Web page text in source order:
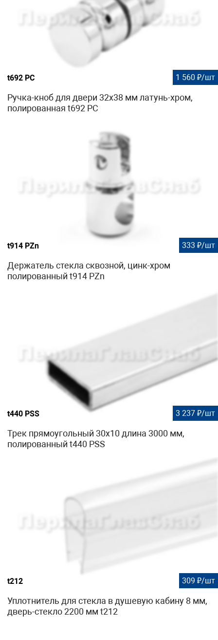
t692 PC 1 560 ₽/шт
Ручка-кноб для двери 32х38 мм латунь-хром,
полированная t692 PC
t914 PZn 333 ₽/шт
Держатель стекла сквозной, цинк-хром
полированный t914 PZn
t440 PSS 3 237 ₽/шт
Трек прямоугольный 30х10 длина 3000 мм,
полированный t440 PSS
t212 309 ₽/шт
Уплотнитель для стекла в душевую кабину 8 мм,
дверь-стекло 2200 мм t212